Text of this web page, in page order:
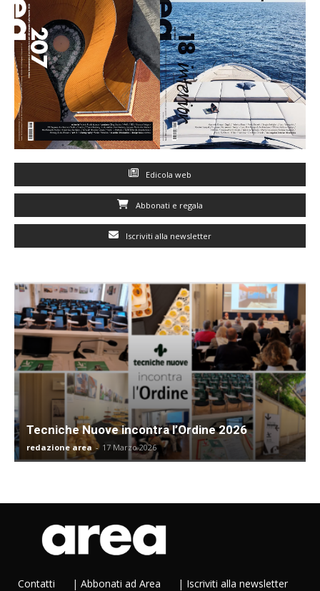
Edicola web
Abbonati e regala
Iscriviti alla newsletter
Tecniche Nuove incontra l’Ordine 2026
redazione area - 17 Marzo 2026
Contatti | Abbonati ad Area | Iscriviti alla newsletter